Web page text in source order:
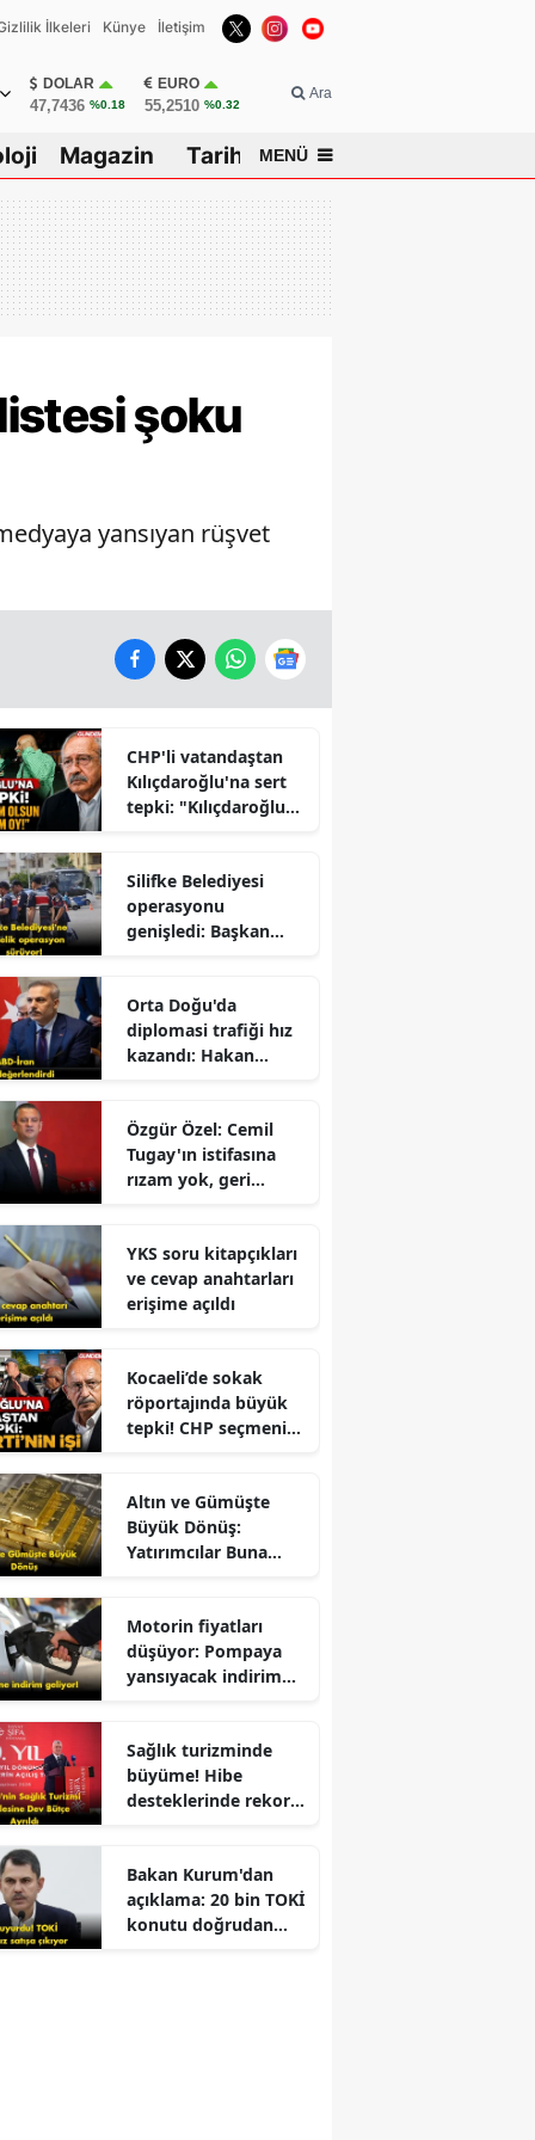
İlkeleri Künye İletişim
DOLAR
47,7436 %0.18
EURO
55,2510 %0.32
Ara
Magazin Tarih MENÜ
şoku
yansıyan rüşvet
CHP'li vatandaştan
Kılıçdaroğlu'na sert
tepki: "Kılıçdaroğlu
Büyüyor
Silifke Belediyesi
operasyonu
genişledi: Başkan
Orta Doğu'da
diplomasi trafiği hız
kazandı: Hakan
Özgür Özel: Cemil
Tugay'ın istifasına
rızam yok, geri
YKS soru kitapçıkları
ve cevap anahtarları
erişime açıldı
Kocaeli’de sokak
röportajında büyük
tepki! CHP seçmeni
Altın ve Gümüşte
Büyük Dönüş:
Yatırımcılar Buna
Motorin fiyatları
düşüyor: Pompaya
yansıyacak indirim
Sağlık turizminde
büyüme! Hibe
desteklerinde rekor
yeni bir çehre
kazandırılıyor mu?
Bakan Kurum'dan
açıklama: 20 bin TOKİ
konutu doğrudan